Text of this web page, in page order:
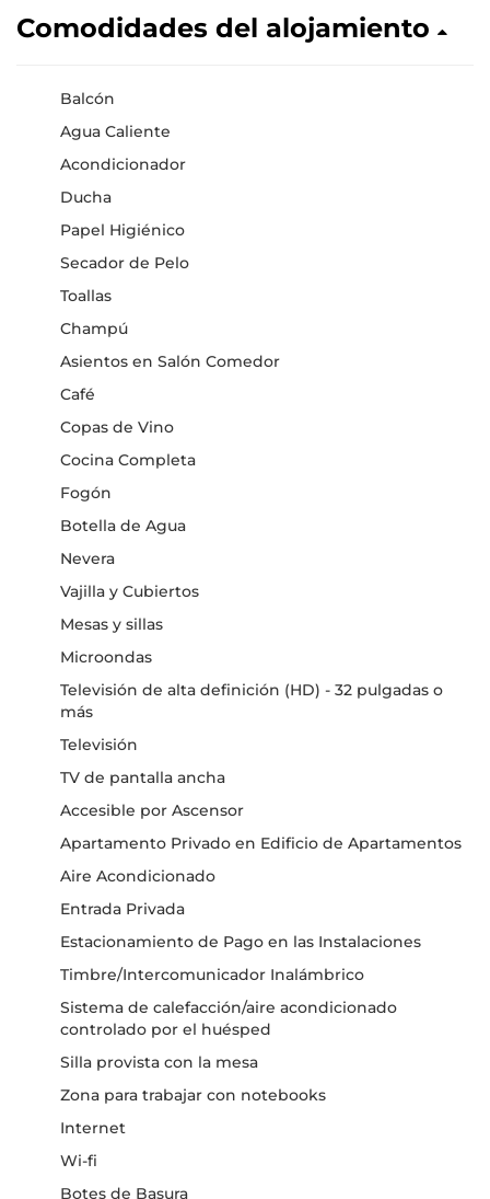
Comodidades del alojamiento
Balcón
Agua Caliente
Acondicionador
Ducha
Papel Higiénico
Secador de Pelo
Toallas
Champú
Asientos en Salón Comedor
Café
Copas de Vino
Cocina Completa
Fogón
Botella de Agua
Nevera
Vajilla y Cubiertos
Mesas y sillas
Microondas
Televisión de alta definición (HD) - 32 pulgadas o
más
Televisión
TV de pantalla ancha
Accesible por Ascensor
Apartamento Privado en Edificio de Apartamentos
Aire Acondicionado
Entrada Privada
Estacionamiento de Pago en las Instalaciones
Timbre/Intercomunicador Inalámbrico
Sistema de calefacción/aire acondicionado
controlado por el huésped
Silla provista con la mesa
Zona para trabajar con notebooks
Internet
Wi-fi
Botes de Basura